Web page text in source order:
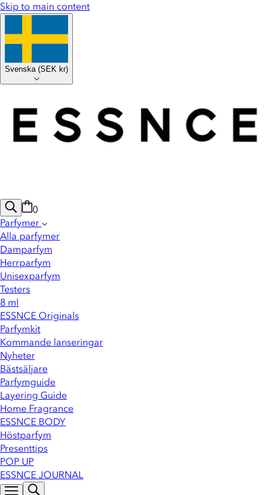
Skip to main content
Svenska (SEK kr)
0
Parfymer
Alla parfymer
Damparfym
Herrparfym
Unisexparfym
Testers
8 ml
ESSNCE Originals
Parfymkit
Kommande lanseringar
Nyheter
Bästsäljare
Parfymguide
Layering Guide
Home Fragrance
ESSNCE BODY
Höstparfym
Presenttips
POP UP
ESSNCE JOURNAL